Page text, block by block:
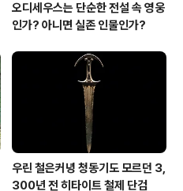
오디세우스는 단순한 전설 속 영웅
인가? 아니면 실존 인물인가?
우린 철은커녕 청동기도 모르던 3,
300년 전 히타이트 철제 단검